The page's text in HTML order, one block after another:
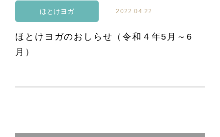
ほとけヨガ 2022.04.22
ほとけヨガのおしらせ（令和４年5月～6
月）